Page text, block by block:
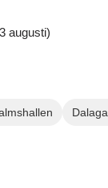
augusti)